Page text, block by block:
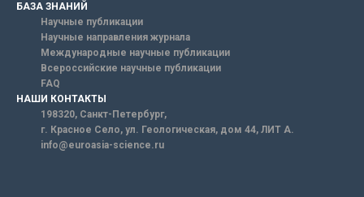
БАЗА ЗНАНИЙ
Научные публикации
Научные направления журнала
Международные научные публикации
Всероссийские научные публикации
FAQ
НАШИ КОНТАКТЫ
198320, Санкт-Петербург,
г. Красное Село, ул. Геологическая, дом 44, ЛИТ А.
info@euroasia-science.ru